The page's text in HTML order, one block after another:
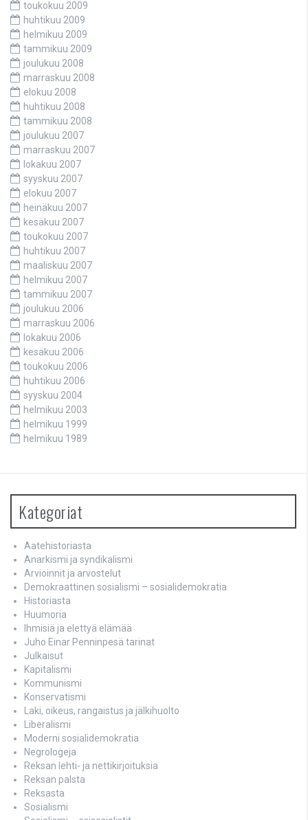
toukokuu 2009
huhtikuu 2009
helmikuu 2009
tammikuu 2009
joulukuu 2008
marraskuu 2008
elokuu 2008
huhtikuu 2008
tammikuu 2008
joulukuu 2007
marraskuu 2007
lokakuu 2007
syyskuu 2007
elokuu 2007
heinäkuu 2007
kesäkuu 2007
toukokuu 2007
huhtikuu 2007
maaliskuu 2007
helmikuu 2007
tammikuu 2007
joulukuu 2006
marraskuu 2006
lokakuu 2006
kesäkuu 2006
toukokuu 2006
huhtikuu 2006
syyskuu 2004
helmikuu 2003
helmikuu 1999
helmikuu 1989
Kategoriat
Aatehistoriasta
Anarkismi ja syndikalismi
Arvioinnit ja arvostelut
Demokraattinen sosialismi – sosialidemokratia
Historiasta
Huumoria
Ihmisiä ja elettyä elämää
Juho Einar Penninpesä tarinat
Julkaisut
Kapitalismi
Kommunismi
Konservatismi
Laki, oikeus, rangaistus ja jälkihuolto
Liberalismi
Moderni sosialidemokratia
Negrologeja
Reksan lehti- ja nettikirjoituksia
Reksan palsta
Reksasta
Sosialismi